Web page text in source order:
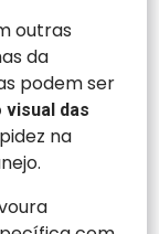
outras
da
podem ser
visual das
na